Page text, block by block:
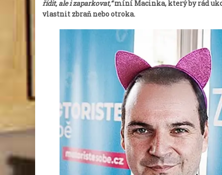
řídit, ale i zaparkovat,“míní Macinka, který by rád
vlastnit zbraň nebo otroka.